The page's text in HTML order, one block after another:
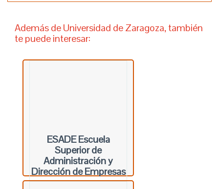
Además de Universidad de Zaragoza, también
te puede interesar:
ESADE Escuela
Superior de
Administración y
Dirección de Empresas
Barcelona, Cataluña